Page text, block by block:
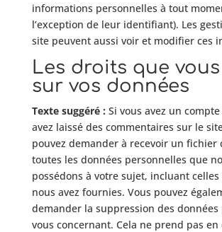
informations personnelles à tout
l’exception de leur identifiant). Les
site peuvent aussi voir et modifier ces
Les droits que vous
sur vos données
Texte suggéré : Si vous avez un
avez laissé des commentaires sur le
pouvez demander à recevoir un fichier
toutes les données personnelles que
possédons à votre sujet, incluant celles
nous avez fournies. Vous pouvez
demander la suppression des données
vous concernant. Cela ne prend pas en